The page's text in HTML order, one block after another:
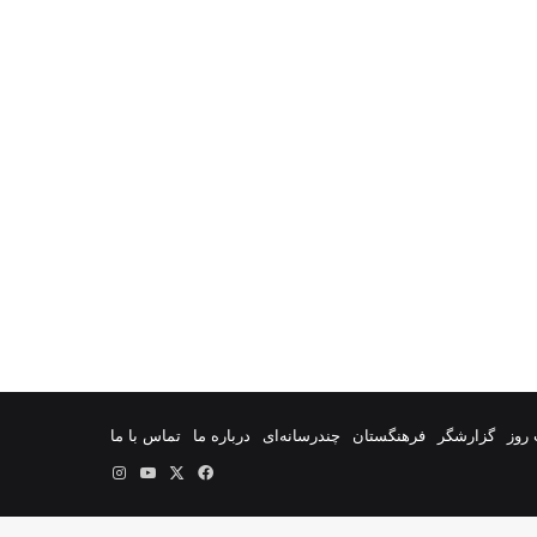
گزارشگر فرهنگستان چندرسانه‌ای درباره ما
تماس با ما
فیس
یوتیوب